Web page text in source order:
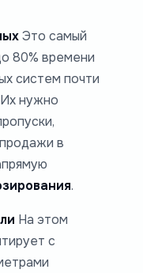
Это самый
80% времени
систем почти
нужно
в
.
На этом
с